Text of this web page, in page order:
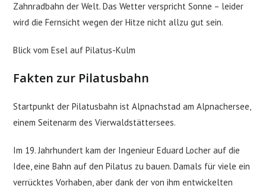
Zahnradbahn der Welt. Das Wetter verspricht Sonne – leider
wird die Fernsicht wegen der Hitze nicht allzu gut sein.
Blick vom Esel auf Pilatus-Kulm
Fakten zur Pilatusbahn
Startpunkt der Pilatusbahn ist Alpnachstad am Alpnachersee,
einem Seitenarm des Vierwaldstättersees.
Im 19. Jahrhundert kam der Ingenieur Eduard Locher auf die
Idee, eine Bahn auf den Pilatus zu bauen. Damals für viele ein
verrücktes Vorhaben, aber dank der von ihm entwickelten